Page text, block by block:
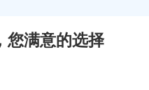
您满意的选择